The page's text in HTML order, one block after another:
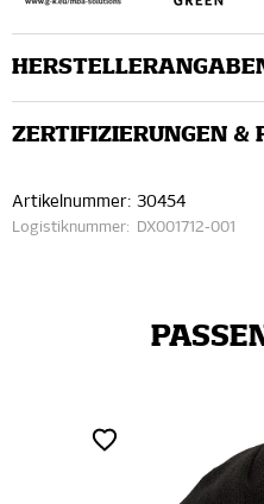
ZERTIFIZIERUNGEN &
Artikelnummer: 30454
Logistiknummer: DX001712-001